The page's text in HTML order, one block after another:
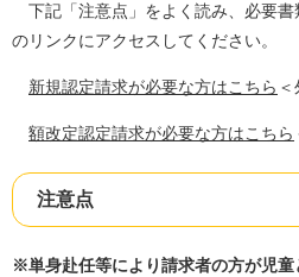
下記「注意点」をよく読み、必要
のリンクにアクセスしてください。
新規認定請求が必要な方はこちら
額改定認定請求が必要な方はこちら
注意点
※単身赴任等により請求者の方が児